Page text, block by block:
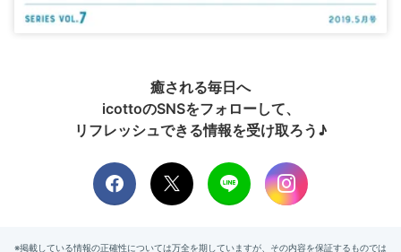
癒される毎日へ
icottoのSNSをフォローして、
リフレッシュできる情報を受け取ろう♪